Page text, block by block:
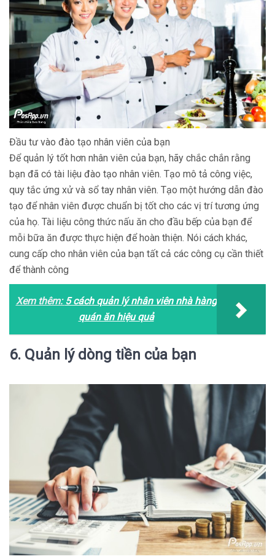
Đầu tư vào đào tạo nhân viên của bạn
Để quản lý tốt hơn nhân viên của bạn, hãy chắc chắn rằng
bạn đã có tài liệu đào tạo nhân viên. Tạo mô tả công việc,
quy tắc ứng xử và sổ tay nhân viên. Tạo một hướng dẫn đào
tạo để nhân viên được chuẩn bị tốt cho các vị trí tương ứng
của họ. Tài liệu công thức nấu ăn cho đầu bếp của bạn để
mỗi bữa ăn được thực hiện để hoàn thiện. Nói cách khác,
cung cấp cho nhân viên của bạn tất cả các công cụ cần thiết
để thành công
Xem thêm: 5 cách quản lý nhân viên nhà hàng
quán ăn hiệu quả
6. Quản lý dòng tiền của bạn